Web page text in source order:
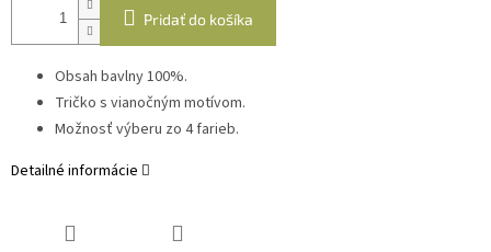
Pridať do košíka
Obsah bavlny 100%.
Tričko s vianočným motívom.
Možnosť výberu zo 4 farieb.
Detailné informácie